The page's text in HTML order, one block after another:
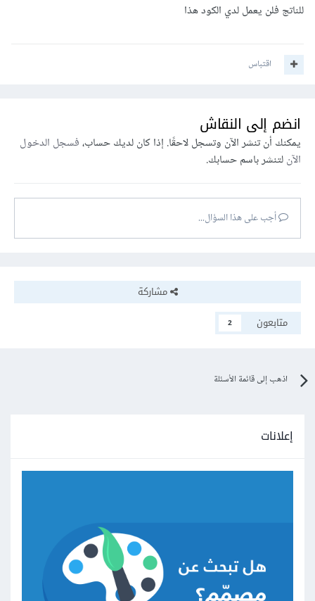
للناتج فلن يعمل لدي الكود هذا
اقتباس
انضم إلى النقاش
يمكنك أن تنشر الآن وتسجل لاحقًا. إذا كان لديك حساب،فسجل الدخول
الآنلتنشر باسم حسابك.
أجب على هذا السؤال...
مشاركة
متابعون
2
اذهب إلى قائمة الأسئلة
إعلانات